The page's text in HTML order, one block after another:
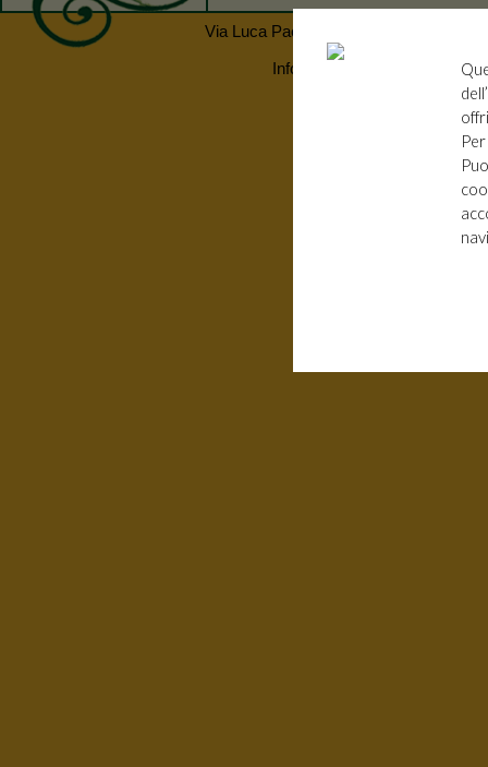
Via Luca Pacioli 56 - 52037
Informativa Privacy
| Partiva
Arch. F. Venturucci